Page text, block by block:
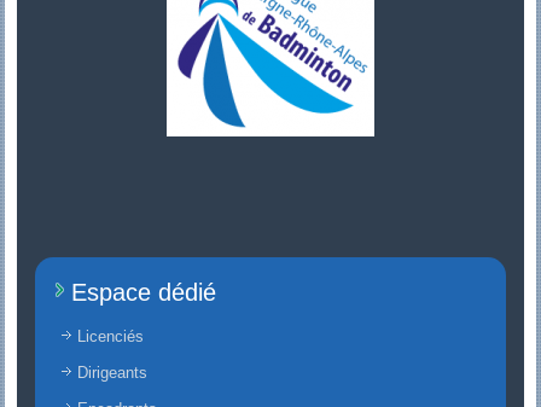
Espace dédié
Licenciés
Dirigeants